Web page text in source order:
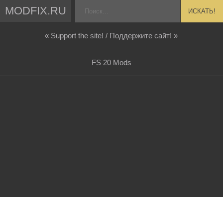
MODFIX.RU ИСКАТЬ!
« Support the site! / Поддержите сайт! »
FS 20 Mods